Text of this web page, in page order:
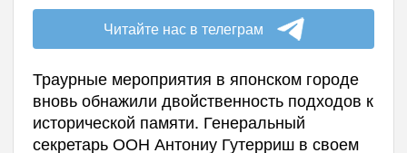
Читайте нас в телеграм
Траурные мероприятия в японском городе
вновь обнажили двойственность подходов к
исторической памяти. Генеральный
секретарь ООН Антониу Гутерриш в своем